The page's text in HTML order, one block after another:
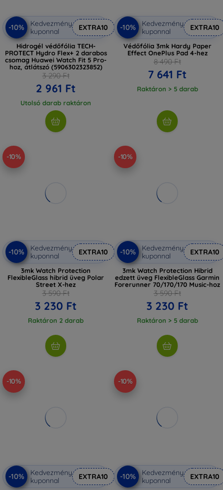
-10%
Kedvezmény
kuponnal
EXTRA10
Hidrogél védőfólia TECH-
PROTECT Hydro Flex+ 2 darabos
csomag Huawei Watch Fit 5 Pro-
hoz, átlátszó (5906302323852)
3 290 Ft
2 961 Ft
Utolsó darab raktáron
-10%
Kedvezmény
kuponnal
EXTRA10
Védőfólia 3mk Hardy Paper
Effect OnePlus Pad 4-hez
8 490 Ft
7 641 Ft
Raktáron > 5 darab
-10%
-10%
Kedvezmény
kuponnal
EXTRA10
3mk Watch Protection
FlexibleGlass hibrid üveg Polar
Street X-hez
3 590 Ft
3 230 Ft
Raktáron 2 darab
-10%
-10%
Kedvezmény
kuponnal
EXTRA10
3mk Watch Protection Hibrid
edzett üveg FlexibleGlass Garmin
Forerunner 70/170/170 Music-hoz
3 590 Ft
3 230 Ft
Raktáron > 5 darab
-10%
-10%
Kedvezmény
kuponnal
EXTRA10
-10%
-10%
Kedvezmény
kuponnal
EXTRA10